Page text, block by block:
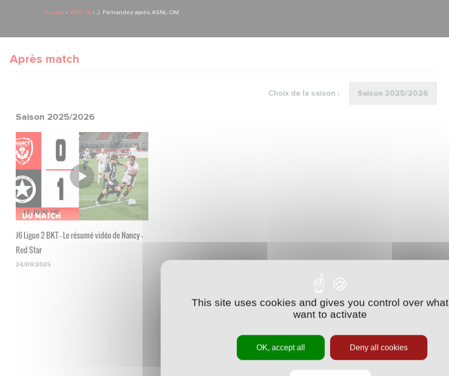
Accueil WEB TV J. Fernandez après ASNL-OM
Après match
Choix de la saison :
Saison 2025/2026
J6 Ligue 2 BKT - Le résumé vidéo de Nancy -
Red Star
24/09/2025
This site uses cookies and gives you control over
want to activate
OK, accept all Deny all cookies